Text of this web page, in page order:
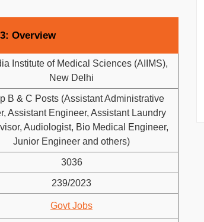
Overview
Institute of Medical Sciences (AIIMS),
New Delhi
B & C Posts (Assistant Administrative
Assistant Engineer, Assistant Laundry
Audiologist, Bio Medical Engineer,
Junior Engineer and others)
3036
239/2023
Govt Jobs